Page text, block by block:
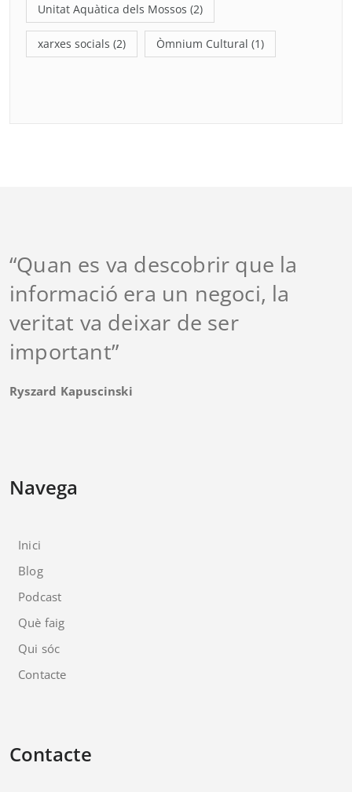
Unitat Aquàtica dels Mossos (2)
xarxes socials (2) Òmnium Cultural (1)
“Quan es va descobrir que la
informació era un negoci, la
veritat va deixar de ser
important”
Ryszard Kapuscinski
Navega
Inici
Blog
Podcast
Què faig
Qui sóc
Contacte
Contacte